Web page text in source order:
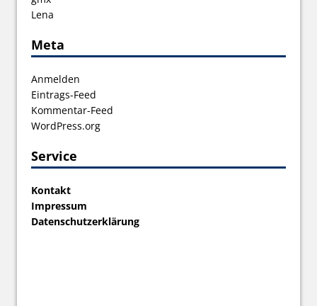
Lena
Meta
Anmelden
Eintrags-Feed
Kommentar-Feed
WordPress.org
Service
Kontakt
Impressum
Datenschutzerklärung